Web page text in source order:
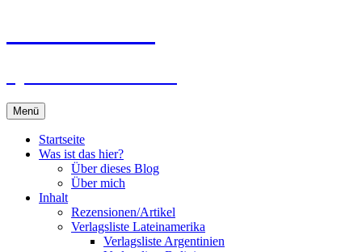
Menü
Startseite
Was ist das hier?
Über dieses Blog
Über mich
Inhalt
Rezensionen/Artikel
Verlagsliste Lateinamerika
Verlagsliste Argentinien